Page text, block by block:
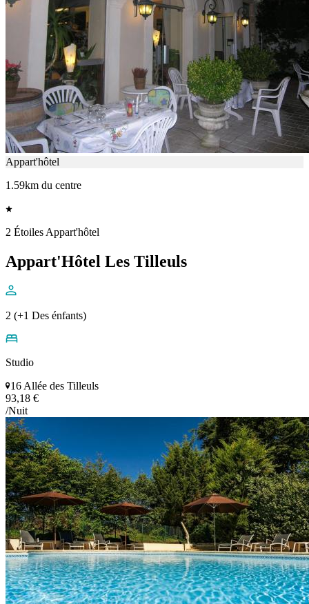
Appart'hôtel
1.59km du centre
2 Étoiles Appart'hôtel
Appart'Hôtel Les Tilleuls
2 (+1 Des énfants)
Studio
16 Allée des Tilleuls
93,18 €
/Nuit